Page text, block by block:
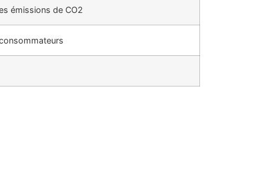
émissions de CO2